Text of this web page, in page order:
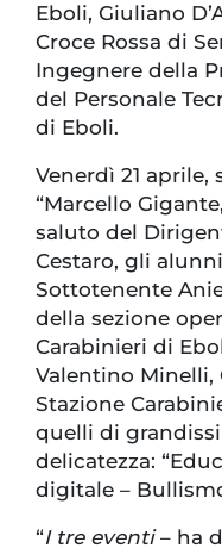
Eboli, Giuliano
Croce Rossa di
Ingegnere della
del Personale
di Eboli.
Venerdì 21
“Marcello
saluto del
Cestaro, gli
Sottotenente
della sezione
Carabinieri di
Valentino Minelli,
Stazione
quelli di
delicatezza:
digitale –
“I tre eventi– ha